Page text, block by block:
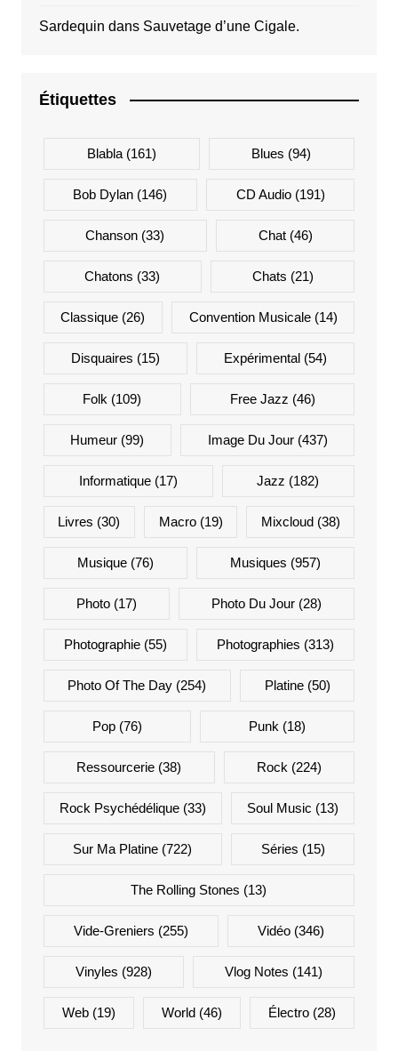
Sardequin dans Sauvetage d’une Cigale.
Étiquettes
Blabla(161) Blues (94)
Bob Dylan (146) CD Audio(191)
Chanson (33) Chat(46)
Chatons (33) Chats (21)
Classique (26) Convention Musicale(14)
Disquaires (15) Expérimental (54)
Folk (109) Free Jazz (46)
Humeur (99) Image Du Jour(437)
Informatique(17) Jazz (182)
Livres (30) Macro(19) Mixcloud(38)
Musique(76) Musiques (957)
Photo(17) Photo Du Jour (28)
Photographie(55) Photographies (313)
Photo Of The Day (254) Platine(50)
Pop(76) Punk (18)
Ressourcerie (38) Rock (224)
Rock Psychédélique(33) Soul Music (13)
Sur Ma Platine (722) Séries (15)
The Rolling Stones (13)
Vide-Greniers (255) Vidéo (346)
Vinyles (928) Vlog Notes (141)
Web(19) World (46) Électro (28)